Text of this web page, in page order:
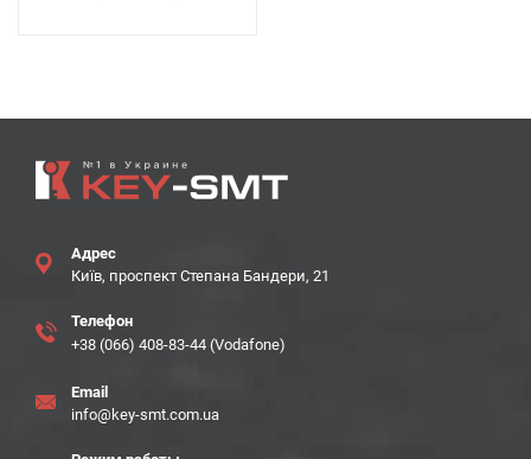
Адрес
Київ, проспект Степана Бандери, 21
Телефон
+38 (066) 408-83-44 (Vodafone)
Email
info@key-smt.com.ua